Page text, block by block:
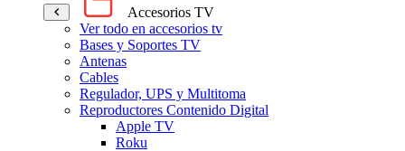
Accesorios TV
Ver todo en accesorios tv
Bases y Soportes TV
Antenas
Cables
Regulador, UPS y Multitoma
Reproductores Contenido Digital
Apple TV
Roku